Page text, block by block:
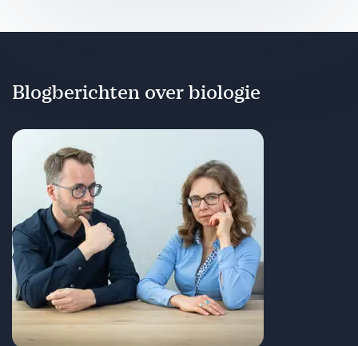
Blogberichten over biologie